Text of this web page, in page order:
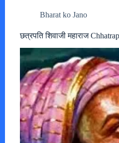
Bharat ko Jano
छत्रपति शिवाजी महाराज